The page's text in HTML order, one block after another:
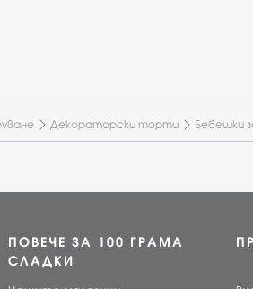
Декораторски торти Бебешки
ПОВЕЧЕ ЗА 100 ГРАМА
СЛАДКИ